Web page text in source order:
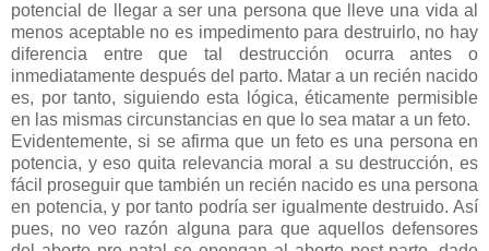
potencial de llegar a ser una persona que lleve una vida al
menos aceptable no es impedimento para destruirlo, no hay
diferencia entre que tal destrucción ocurra antes o
inmediatamente después del parto. Matar a un recién nacido
es, por tanto, siguiendo esta lógica, éticamente permisible
en las mismas circunstancias en que lo sea matar a un feto.
Evidentemente, si se afirma que un feto es una persona en
potencia, y eso quita relevancia moral a su destrucción, es
fácil proseguir que también un recién nacido es una persona
en potencia, y por tanto podría ser igualmente destruido. Así
pues, no veo razón alguna para que aquellos defensores